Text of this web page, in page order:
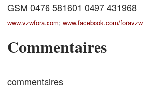
GSM 0476 581601 0497 431968
www.vzwfora.com; www.facebook.com/foravzw
Commentaires
commentaires